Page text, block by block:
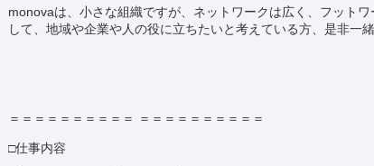
monovaは、小さな組織ですが、ネットワークは広く、フット
して、地域や企業や人の役に立ちたいと考えている方、是非一
＝＝＝＝＝＝＝＝＝＝ ＝＝＝＝＝＝＝＝＝＝
□仕事内容